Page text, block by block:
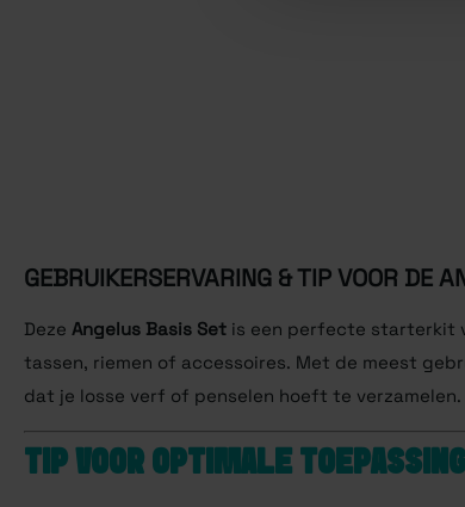
GEBRUIKERSERVARING & TIP VOOR DE
Deze Angelus Basis Set is een perfecte starterkit
tassen, riemen of accessoires. Met de meest
dat je losse verf of penselen hoeft te verzamelen.
TIP VOOR OPTIMALE TOEPASSING